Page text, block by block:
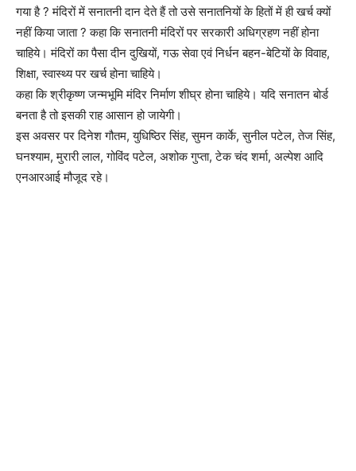
गया है ? मंदिरों में सनातनी दान देते हैं तो उसे सनातनियों के हितों में ही खर्च क्यों
नहीं किया जाता ? कहा कि सनातनी मंदिरों पर सरकारी अधिग्रहण नहीं होना
चाहिये। मंदिरों का पैसा दीन दुखियों, गऊ सेवा एवं निर्धन बहन-बेटियों के विवाह,
शिक्षा, स्वास्थ्य पर खर्च होना चाहिये।
कहा कि श्रीकृष्ण जन्मभूमि मंदिर निर्माण शीघ्र होना चाहिये। यदि सनातन बोर्ड
बनता है तो इसकी राह आसान हो जायेगी।
इस अवसर पर दिनेश गौतम, युधिष्ठिर सिंह, सुमन कार्के, सुनील पटेल, तेज सिंह,
घनश्याम, मुरारी लाल, गोविंद पटेल, अशोक गुप्ता, टेक चंद शर्मा, अल्पेश आदि
एनआरआई मौजूद रहे।